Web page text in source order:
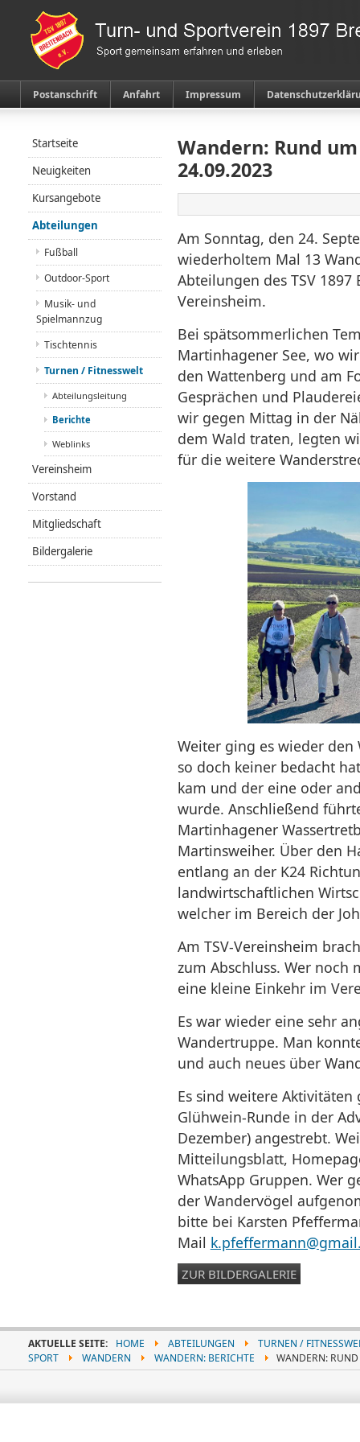
Postanschrift Anfahrt Impressum
Wandern: Rund
24.09.2023
Am Sonntag, den 24.
wiederholtem Mal 13
Abteilungen des TSV
Vereinsheim.
Bei spätsommerlichen
Martinhagener See, wo
den Wattenberg und am
Gesprächen und
wir gegen Mittag in der
dem Wald traten, legten
für die weitere
Weiter ging es wieder
so doch keiner bedacht
kam und der eine oder
wurde. Anschließend
Martinhagener
Martinsweiher. Über den
entlang an der K24
landwirtschaftlichen
welcher im Bereich der
Am TSV-Vereinsheim
zum Abschluss. Wer
eine kleine Einkehr im
Es war wieder eine sehr
Wandertruppe. Man
und auch neues über
Es sind weitere
Glühwein-Runde in der
Dezember) angestrebt.
Mitteilungsblatt,
WhatsApp Gruppen. Wer
der Wandervögel
bitte bei Karsten
Mail
ZUR BILDERGALERIE
Startseite
Neuigkeiten
Kursangebote
Abteilungen
Fußball
Outdoor-Sport
Musik- und
Spielmannzug
Tischtennis
Turnen / Fitnesswelt
Abteilungsleitung
Berichte
Weblinks
Vereinsheim
Vorstand
Mitgliedschaft
Bildergalerie
AKTUELLE SEITE: HOME ABTEILUNGEN
TURNEN /
SPORT
WANDERN WANDERN: BERICHTE WANDERN: